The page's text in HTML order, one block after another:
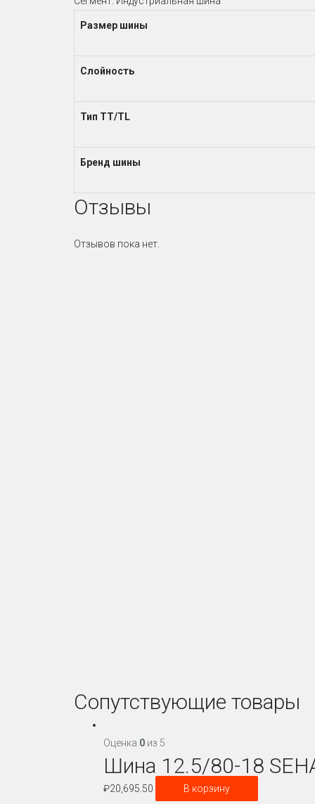
Размер шины
Слойность
Тип TT/TL
Бренд шины
Отзывы
Отзывов пока нет.
Сопутствующие товары
Оценка 0из 5
Шина 12.5/80-18
₽20,695.50 В корзину